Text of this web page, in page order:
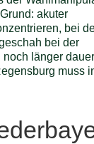
akuter
bei
bei der
länger
muss